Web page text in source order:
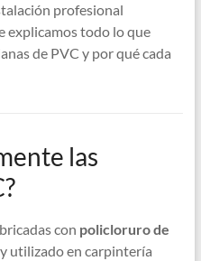
profesional
explicamos todo lo que
de PVC y por qué cada
las
con policloruro de
utilizado en carpintería